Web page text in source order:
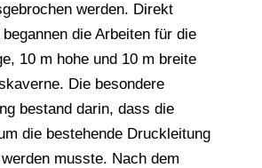
werden. Direkt
die Arbeiten für die
10 m hohe und 10 m breite
Die besondere
bestand darin, dass die
die bestehende Druckleitung
musste. Nach dem